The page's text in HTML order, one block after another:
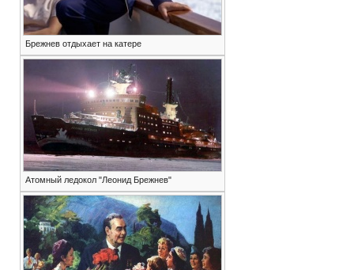
Брежнев отдыхает на катере
Атомный ледокол "Леонид Брежнев"